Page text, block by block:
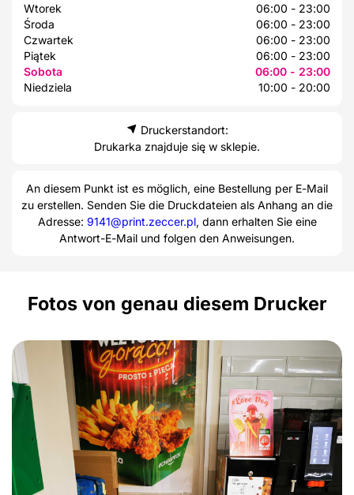
Wtorek
06:00 - 23:00
Środa
06:00 - 23:00
Czwartek
06:00 - 23:00
Piątek
06:00 - 23:00
Sobota
06:00 - 23:00
Niedziela
10:00 - 20:00
Druckerstandort:
Drukarka znajduje się w sklepie.
An diesem Punkt ist es möglich, eine Bestellung per E-Mail
zu erstellen. Senden Sie die Druckdateien als Anhang an die
Adresse: 9141@print.zeccer.pl, dann erhalten Sie eine
Antwort-E-Mail und folgen den Anweisungen.
Fotos von genau diesem Drucker